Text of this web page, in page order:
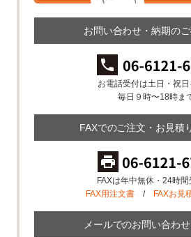
お問い合わせ・納期の
お電話受付は土日・祝日
毎日９時〜18時ま
FAXでのご注文・お見積
FAXは年中無休・24時間
FAX用注文書/ FAXお見
メールでのお問い合わ